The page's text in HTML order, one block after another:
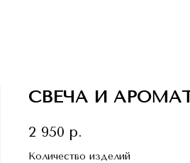
СВЕЧА И
2 950 р.
Количество изделий